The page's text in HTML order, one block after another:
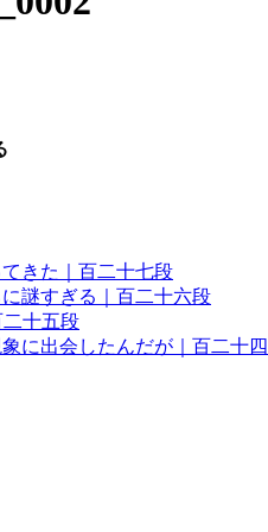
きた｜百二十七段
謎すぎる｜百二十六段
十五段
に出会したんだが｜百二十